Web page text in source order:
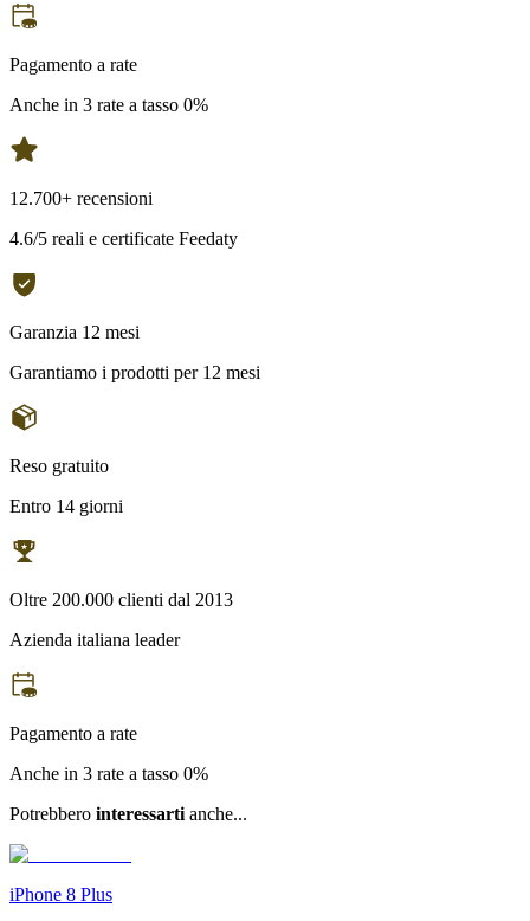
Pagamento a rate
Anche in 3 rate a tasso 0%
12.700+ recensioni
4.6/5 reali e certificate Feedaty
Garanzia 12 mesi
Garantiamo i prodotti per 12 mesi
Reso gratuito
Entro 14 giorni
Oltre 200.000 clienti dal 2013
Azienda italiana leader
Pagamento a rate
Anche in 3 rate a tasso 0%
Potrebbero interessarti anche...
iPhone 8 Plus